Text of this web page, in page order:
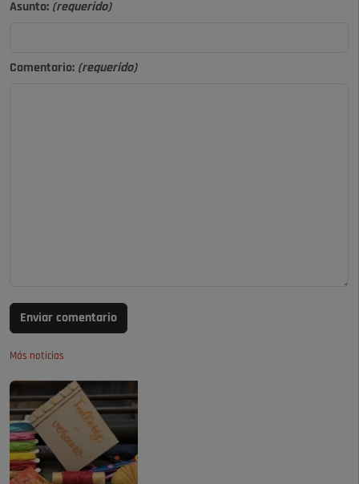
Asunto: (requerido)
Comentario: (requerido)
Enviar comentario
Más noticias